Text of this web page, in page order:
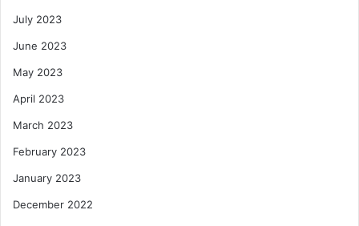
July 2023
June 2023
May 2023
April 2023
March 2023
February 2023
January 2023
December 2022